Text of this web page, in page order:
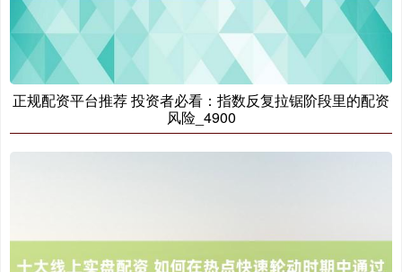
正规配资平台推荐 投资者必看：指数反复拉锯阶段里的配资
风险_4900